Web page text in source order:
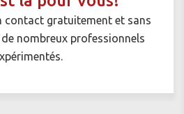
contact gratuitement et sans
nombreux professionnels